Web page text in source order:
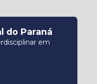
do Paraná
em